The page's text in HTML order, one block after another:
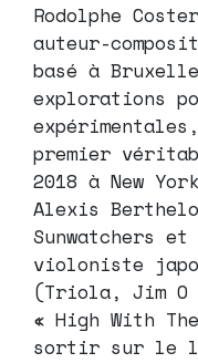
Rodolphe
auteur-
basé à
explorations
premier
2018 à New
Alexis
Sunwatchers
violoniste
(Triola, Jim O
« High With
sortir sur le